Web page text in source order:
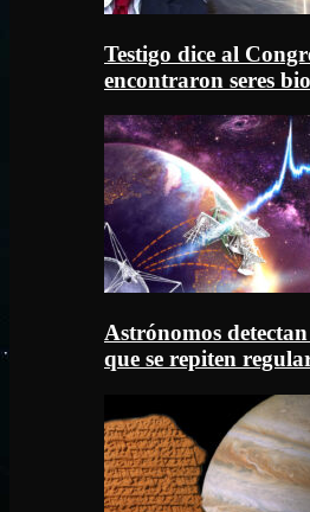
Testigo dice al
encontraron seres
Astrónomos
que se repiten